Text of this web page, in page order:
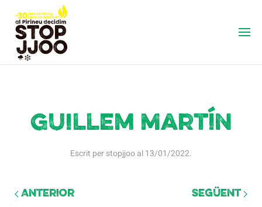
Guillem Martín
Escrit perstopjjooal13/01/2022.
Anterior Següent